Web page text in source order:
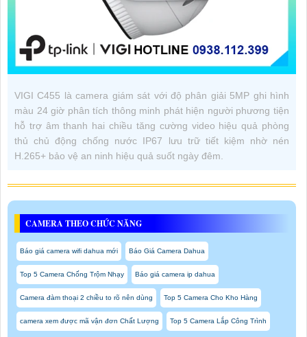
VIGI C455 là camera giám sát với độ phân giải 5MP ghi hình
màu 24 giờ phân tích thông minh phát hiện người phương tiện
hỗ trợ âm thanh hai chiều tăng cường video hiệu quả phòng
thủ chủ động chống nước IP67 lưu trữ tiết kiệm nhờ nén
H.265+ bảo vệ an ninh hiệu quả suốt ngày đêm.
CAMERA THEO CHỨC NĂNG
Báo giá camera wifi dahua mới Báo Giá Camera Dahua
Top 5 Camera Chống Trộm Nhạy Báo giá camera ip dahua
Camera đàm thoại 2 chiều to rõ nên dùng Top 5 Camera Cho Kho Hàng
camera xem được mã vận đơn Chất Lượng Top 5 Camera Lắp Công Trình